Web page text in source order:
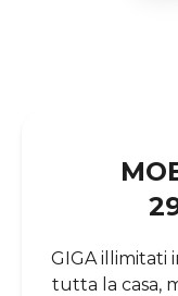
GIGA illimitati
tutta la casa,